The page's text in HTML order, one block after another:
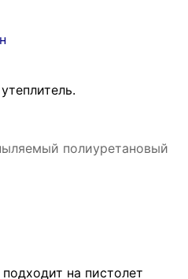
полиуретановый
подходит на пистолет